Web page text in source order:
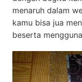
menaruh dalam
kamu bisa jua
beserta